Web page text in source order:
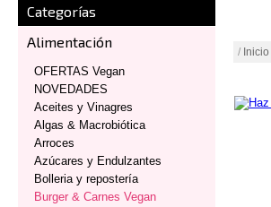
Categorías
Alimentación
OFERTAS Vegan
NOVEDADES
Aceites y Vinagres
Algas & Macrobiótica
Arroces
Azúcares y Endulzantes
Bolleria y repostería
Burger & Carnes Vegan
/ Inicio